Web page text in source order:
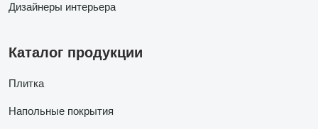
Дизайнеры интерьера
Каталог продукции
Плитка
Напольные покрытия